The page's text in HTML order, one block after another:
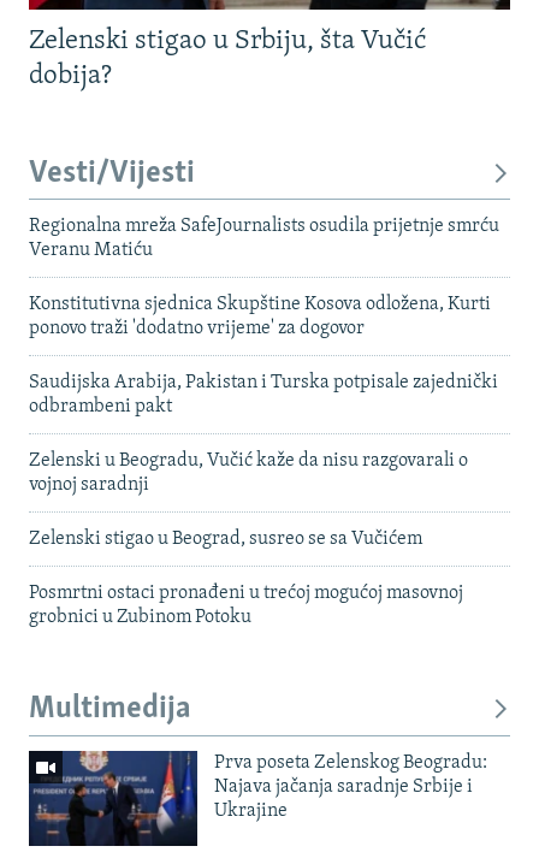
Zelenski stigao u Srbiju, šta Vučić
dobija?
Vesti/Vijesti
Regionalna mreža SafeJournalists osudila prijetnje smrću
Veranu Matiću
Konstitutivna sjednica Skupštine Kosova odložena, Kurti
ponovo traži 'dodatno vrijeme' za dogovor
Saudijska Arabija, Pakistan i Turska potpisale zajednički
odbrambeni pakt
Zelenski u Beogradu, Vučić kaže da nisu razgovarali o
vojnoj saradnji
Zelenski stigao u Beograd, susreo se sa Vučićem
Posmrtni ostaci pronađeni u trećoj mogućoj masovnoj
grobnici u Zubinom Potoku
Multimedija
Prva poseta Zelenskog Beogradu:
Najava jačanja saradnje Srbije i
Ukrajine